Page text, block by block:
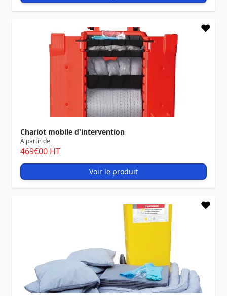
Chariot mobile d'intervention
À partir de
469€00 HT
Voir le produit